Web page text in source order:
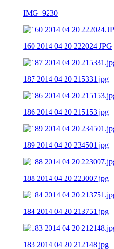
IMG_9230
160 2014 04 20 222024.JPG
187 2014 04 20 215331.jpg
186 2014 04 20 215153.jpg
189 2014 04 20 234501.jpg
188 2014 04 20 223007.jpg
184 2014 04 20 213751.jpg
183 2014 04 20 212148.jpg